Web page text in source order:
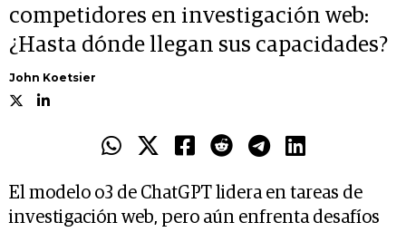
competidores en investigación web:
¿Hasta dónde llegan sus capacidades?
John Koetsier
El modelo o3 de ChatGPT lidera en tareas de
investigación web, pero aún enfrenta desafíos